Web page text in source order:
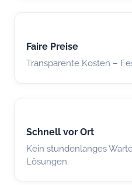
Faire Preise
Transparente Kosten –
Schnell vor Ort
Kein stundenlanges
Lösungen.